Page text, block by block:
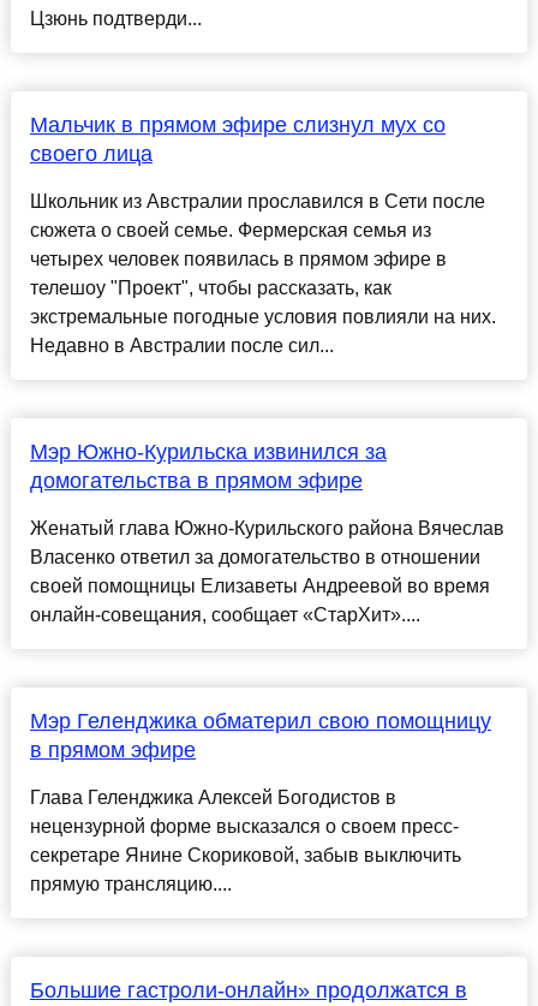
Цзюнь подтверди...
Мальчик в прямом эфире слизнул мух со
своего лица
Школьник из Австралии прославился в Сети после
сюжета о своей семье. Фермерская семья из
четырех человек появилась в прямом эфире в
телешоу "Проект", чтобы рассказать, как
экстремальные погодные условия повлияли на них.
Недавно в Австралии после сил...
Мэр Южно-Курильска извинился за
домогательства в прямом эфире
Женатый глава Южно-Курильского района Вячеслав
Власенко ответил за домогательство в отношении
своей помощницы Елизаветы Андреевой во время
онлайн-совещания, сообщает «СтарХит»....
Мэр Геленджика обматерил свою помощницу
в прямом эфире
Глава Геленджика Алексей Богодистов в
нецензурной форме высказался о своем пресс-
секретаре Янине Скориковой, забыв выключить
прямую трансляцию....
Большие гастроли-онлайн» продолжатся в